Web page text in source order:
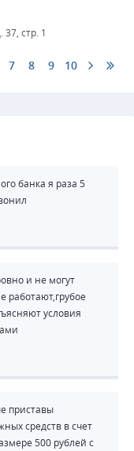
стр. 1
7 8 9 10
банка я раза 5
и не могут
работают,грубое
условия
приставы
средств в счет
500 рублей с